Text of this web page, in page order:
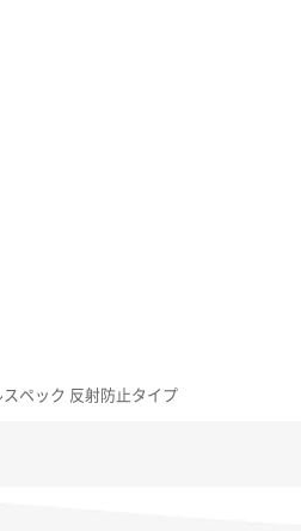
ペック 反射防止タイプ